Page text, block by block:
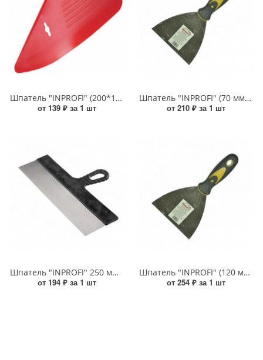
Шпатель "INPROFI" (200*170 мм) прижимной пластиковый красный
от 139 ₽ за 1 шт
Шпатель "INPROFI" (70 мм) из углеродистой стали, с прорезиненной рукояткой
от 210 ₽ за 1 шт
Шпатель "INPROFI" 250 мм металлический с пластиковой рукояткой
от 194 ₽ за 1 шт
Шпатель "INPROFI" (120 мм) из углеродистой стали, с прорезиненной рукояткой
от 254 ₽ за 1 шт